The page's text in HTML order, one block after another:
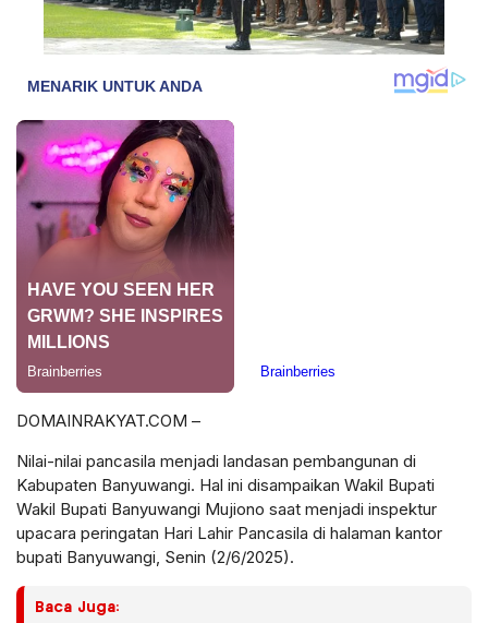
DOMAINRAKYAT.COM –
Nilai-nilai pancasila menjadi landasan pembangunan di
Kabupaten Banyuwangi. Hal ini disampaikan Wakil Bupati
Wakil Bupati Banyuwangi Mujiono saat menjadi inspektur
upacara peringatan Hari Lahir Pancasila di halaman kantor
bupati Banyuwangi, Senin (2/6/2025).
Baca Juga: